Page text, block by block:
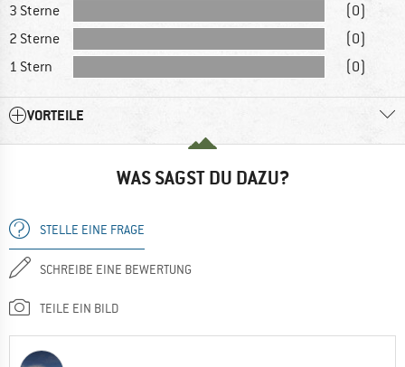
3 Sterne
(0)
2 Sterne
(0)
1 Stern
(0)
VORTEILE
WAS SAGST DU DAZU?
STELLE EINE FRAGE
SCHREIBE EINE BEWERTUNG
TEILE EIN BILD